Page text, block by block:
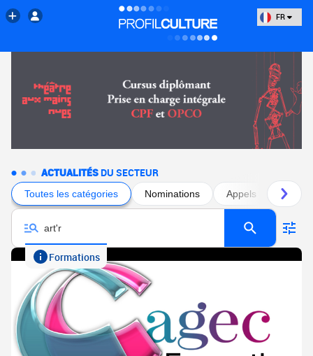
FR
ACTUALITÉS DU SECTEUR
Toutes les catégories Nominations Appels à projets
Formations